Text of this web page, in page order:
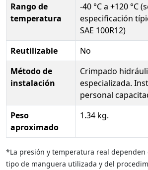
Rango de
temperatura
-40 °C a +120 °C
especificación
SAE 100R12)
Reutilizable
No
Método de
instalación
Crimpado
especializada.
personal
Peso
aproximado
1.34 kg.
*La presión y temperatura real dependen
tipo de manguera utilizada y del